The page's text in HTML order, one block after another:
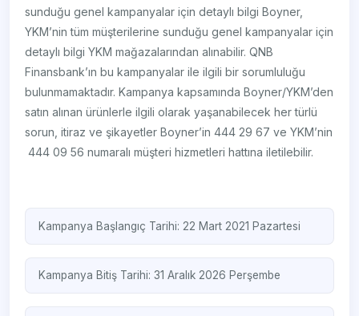
sunduğu genel kampanyalar için detaylı bilgi Boyner,
YKM’nin tüm müşterilerine sunduğu genel kampanyalar için
detaylı bilgi YKM mağazalarından alınabilir. QNB
Finansbank’ın bu kampanyalar ile ilgili bir sorumluluğu
bulunmamaktadır. Kampanya kapsamında Boyner/YKM’den
satın alınan ürünlerle ilgili olarak yaşanabilecek her türlü
sorun, itiraz ve şikayetler Boyner’in 444 29 67 ve YKM’nin
444 09 56 numaralı müşteri hizmetleri hattına iletilebilir.
Kampanya Başlangıç Tarihi: 22 Mart 2021 Pazartesi
Kampanya Bitiş Tarihi: 31 Aralık 2026 Perşembe